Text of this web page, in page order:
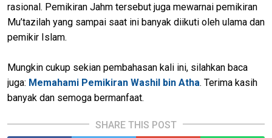
rasional. Pemikiran Jahm tersebut juga mewarnai pemikiran
Mu’tazilah yang sampai saat ini banyak diikuti oleh ulama dan
pemikir Islam.
Mungkin cukup sekian pembahasan kali ini, silahkan baca
juga: Memahami Pemikiran Washil bin Atha. Terima kasih
banyak dan semoga bermanfaat.
SHARE THIS POST